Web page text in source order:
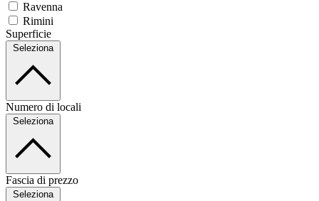
Ravenna
Rimini
Superficie
Seleziona
Numero di locali
Seleziona
Fascia di prezzo
Seleziona